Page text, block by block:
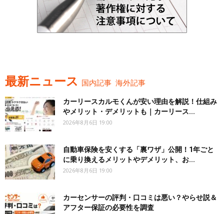
最新ニュース 国内記事 海外記事
カーリースカルモくんが安い理由を解説！仕組み
やメリット・デメリットも｜カーリース...
2026年8月6日 19:00
自動車保険を安くする「裏ワザ」公開！1年ごと
に乗り換えるメリットやデメリット、お...
2026年8月6日 19:00
カーセンサーの評判・口コミは悪い？やらせ説＆
アフター保証の必要性を調査